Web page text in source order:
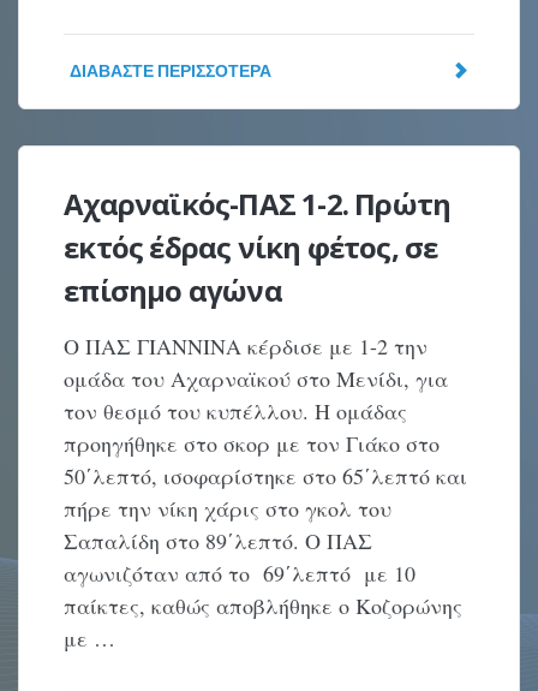
ΔΙΑΒΆΣΤΕ ΠΕΡΙΣΣΌΤΕΡΑ
Αχαρναϊκός-ΠΑΣ 1-2. Πρώτη
εκτός έδρας νίκη φέτος, σε
επίσημο αγώνα
Ο ΠΑΣ ΓΙΑΝΝΙΝΑ κέρδισε με 1-2 την
ομάδα του Αχαρναϊκού στο Μενίδι, για
τον θεσμό του κυπέλλου. Η ομάδας
προηγήθηκε στο σκορ με τον Γιάκο στο
50΄λεπτό, ισοφαρίστηκε στο 65΄λεπτό και
πήρε την νίκη χάρις στο γκολ του
Σαπαλίδη στο 89΄λεπτό. Ο ΠΑΣ
αγωνιζόταν από το 69΄λεπτό με 10
παίκτες, καθώς αποβλήθηκε ο Κοζορώνης
με …